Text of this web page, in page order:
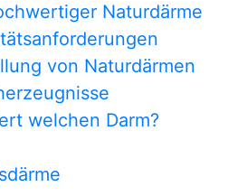
Naturdärme
von Naturdärmen
welchen Darm?